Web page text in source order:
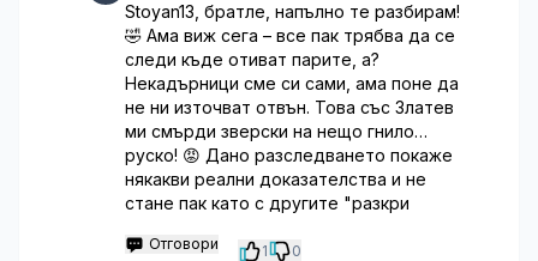
Stoyan13, братле, напълно те разбирам!
🤣 Ама виж сега – все пак трябва да се
следи къде отиват парите, а?
Некадърници сме си сами, ама поне да
не ни източват отвън. Това със Златев
ми смърди зверски на нещо гнило…
руско! 😡 Дано разследването покаже
някакви реални доказателства и не
стане пак като с другите "разкри
Отговори 1 0